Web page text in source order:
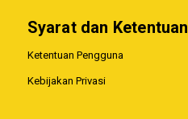
Syarat dan Ketentuan
Ketentuan Pengguna
Kebijakan Privasi